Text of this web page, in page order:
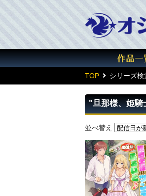
TOP シリーズ検
"旦那様、姫騎
並べ替え